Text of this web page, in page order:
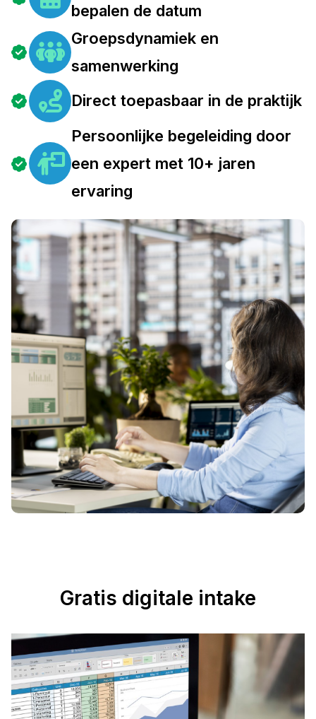
bepalen de datum
Groepsdynamiek en
samenwerking
Direct toepasbaar in de praktijk
Persoonlijke begeleiding door
een expert met 10+ jaren
ervaring
Gratis digitale intake